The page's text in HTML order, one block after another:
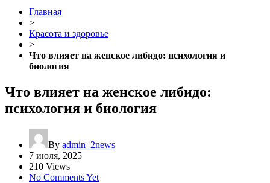
Главная
>
Красота и здоровье
>
Что влияет на женское либидо: психология и
биология
Что влияет на женское либидо:
психология и биология
By admin_2news
7 июля, 2025
210 Views
No Comments Yet